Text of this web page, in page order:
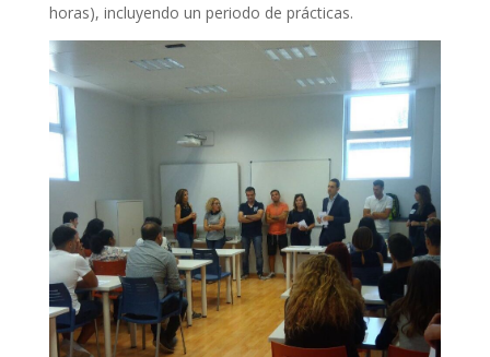
horas), incluyendo un periodo de prácticas.